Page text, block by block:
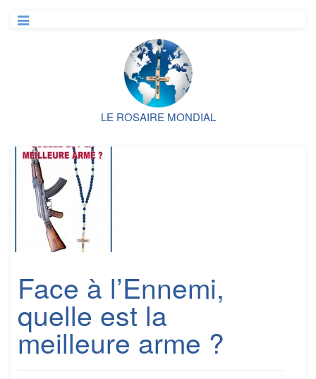
LE ROSAIRE MONDIAL
Face à l’Ennemi,
quelle est la
meilleure arme ?